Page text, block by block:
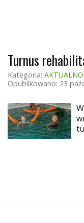
Turnus
Kategoria:
Opublikowano: 23